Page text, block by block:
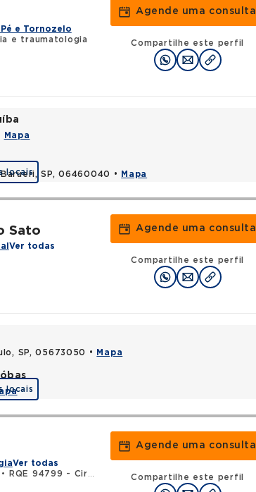
e Tornozelo
e traumatologia
Agende uma consulta
Compartilhe este perfil
Mapa
SP, 06460040 • Mapa
locais
Sato
Ver todas
Agende uma consulta
Compartilhe este perfil
SP, 05673050 • Mapa
locais
Ver todas
•
RQE 94799 - Cirurgia geral
Agende uma consulta
Compartilhe este perfil